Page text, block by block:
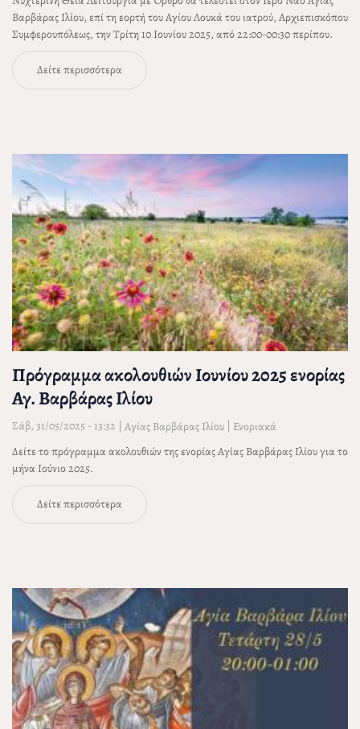
Βαρβάρας Ιλίου, επί τη εορτή του Αγίου Λουκά του ιατρού, Αρχιεπισκόπου
Συμφερουπόλεως, την Τρίτη 10 Ιουνίου 2025, από 22:00-00:30 περίπου.
Δείτε περισσότερα
Πρόγραμμα ακολουθιών Ιουνίου 2025 ενορίας
Αγ. Βαρβάρας Ιλίου
Σάβ, 31/05/2025 - 13:32 | Αγίας Βαρβάρας Ιλίου | Ενοριακά
Δείτε το πρόγραμμα ακολουθιών της ενορίας Αγίας Βαρβάρας Ιλίου για το
μήνα Ιούνιο 2025.
Δείτε περισσότερα